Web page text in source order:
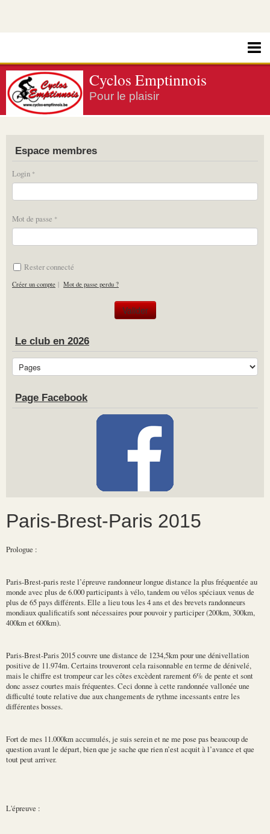
Cyclos Emptinnois
Pour le plaisir
Espace membres
Login
Mot de passe
Rester connecté
Créer un compte | Mot de passe perdu ?
Le club en 2026
Page Facebook
Paris-Brest-Paris 2015
Prologue :
Paris-Brest-paris reste l’épreuve randonneur longue distance la plus fréquentée au
monde avec plus de 6.000 participants à vélo, tandem ou vélos spéciaux venus de
plus de 65 pays différents. Elle a lieu tous les 4 ans et des brevets randonneurs
mondiaux qualificatifs sont nécessaires pour pouvoir y participer (200km, 300km,
400km et 600km).
Paris-Brest-Paris 2015 couvre une distance de 1234,5km pour une dénivellation
positive de 11.974m. Certains trouveront cela raisonnable en terme de dénivelé,
mais le chiffre est trompeur car les côtes excèdent rarement 6% de pente et sont
donc assez courtes mais fréquentes. Ceci donne à cette randonnée vallonée une
difficulté toute relative due aux changements de rythme incessants entre les
différentes bosses.
Fort de mes 11.000km accumulés, je suis serein et ne me pose pas beaucoup de
question avant le départ, bien que je sache que rien n’est acquit à l’avance et que
tout peut arriver.
L'épreuve :